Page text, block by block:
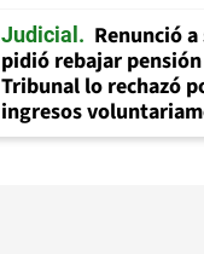
Judicial
Renunció
pidió rebajar
Tribunal lo rechazó
ingresos